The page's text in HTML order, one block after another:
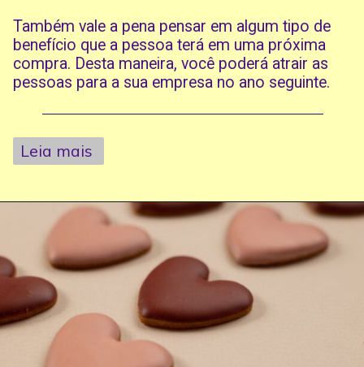
Também vale a pena pensar em algum tipo de
benefício que a pessoa terá em uma próxima
compra. Desta maneira, você poderá atrair as
pessoas para a sua empresa no ano seguinte.
Leia mais